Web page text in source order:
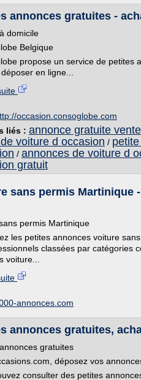
annonces gratuites -
domicile
Belgique
propose un service de petites
en ligne...
occasion.consoglobe.com
liés : annonce gratuite
voiture d occasion /
/ annonces de voiture d
gratuit
sans permis Martinique
permis Martinique
les petites annonces voiture
classées par catégories
voiture...
annonces.com
annonces gratuites,
gratuites
déposez vos
consulter des petites